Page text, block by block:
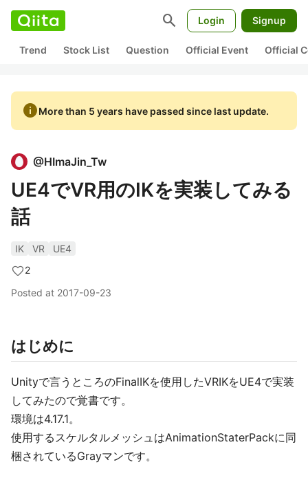
search Login Signup
Trend Stock List Question Official Event Official
infoMore than 5 years have passed since last update.
@HImaJin_Tw
UE4でVR用のIKを実装してみる
話
IK VR
UE4
2
Posted at 2017-09-23
はじめに
Unityで言うところのFinalIKを使用したVRIKをUE4で実装
してみたので覚書です。
環境は4.17.1。
使用するスケルタルメッシュはAnimationStaterPackに同
梱されているGrayマンです。